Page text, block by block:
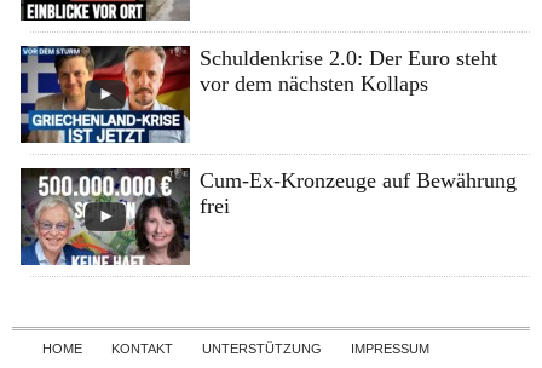
Schuldenkrise 2.0: Der Euro steht
vor dem nächsten Kollaps
Cum-Ex-Kronzeuge auf Bewährung
frei
Skip to content
HOME KONTAKT UNTERSTÜTZUNG
IMPRESSUM